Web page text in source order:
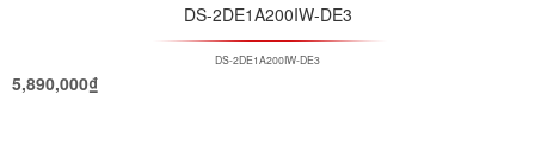
DS-2DE1A200IW-DE3
DS-2DE1A200IW-DE3
5,890,000₫